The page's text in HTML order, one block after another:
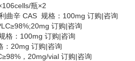
瓶×2
曲辛 CAS 规格：100mg 订购|咨询
订购|咨询
格：100mg 订购|咨询
：20mg 订购|咨询
，20mg/vial 订购|咨询